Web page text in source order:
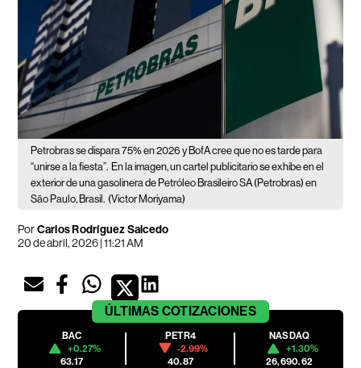
Petrobras se dispara 75% en 2026 y BofA cree que no es tarde para
“unirse a la fiesta”. En la imagen, un cartel publicitario se exhibe en el
exterior de una gasolinera de Petróleo Brasileiro SA (Petrobras) en
São Paulo, Brasil. (Victor Moriyama)
PorCarlos Rodríguez Salcedo
20 de abril, 2026 | 11:21 AM
ÚLTIMAS COTIZACIONES
BAC
+0.27%
63.17
PETR4
-2.99%
40.87
NASDAQ
+1.30%
26,690.62